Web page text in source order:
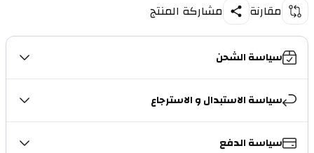
مقارنة مشاركة المنتج
سياسة الشحن
سياسة الاستبدال و الاسترجاع
سياسة الدفع